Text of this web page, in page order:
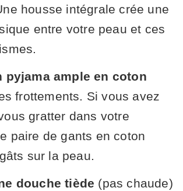
housse intégrale crée une
entre votre peau et ces
pyjama ample en coton
frottements. Si vous avez
gratter dans votre
paire de gants en coton
sur la peau.
douche tiède (pas chaude)